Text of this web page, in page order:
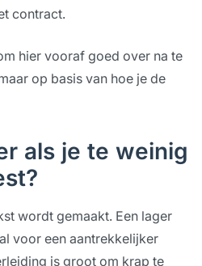
contract.
hier vooraf goed over na te
op basis van hoe je de
als je te weinig
wordt gemaakt. Een lager
voor een aantrekkelijker
is groot om krap te